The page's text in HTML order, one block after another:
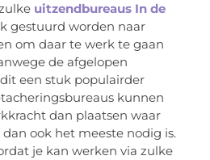
uitzendbureaus In de
gestuurd worden naar
om daar te werk te gaan
de afgelopen
een stuk populairder
kunnen
dan plaatsen waar
ook het meeste nodig is.
je kan werken via zulke